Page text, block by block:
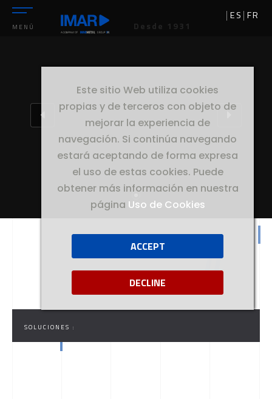
MENÚ Desde 1931
ES FR
Este sitio Web utiliza cookies
propias y de terceros con objeto de
mejorar la experiencia de
navegación. Si continúa navegando
estará aceptando de forma expresa
el uso de estas cookies. Puede
obtener más información en nuestra
página Uso de Cookies
ACCEPT
DECLINE
//
SOLUCIONES :